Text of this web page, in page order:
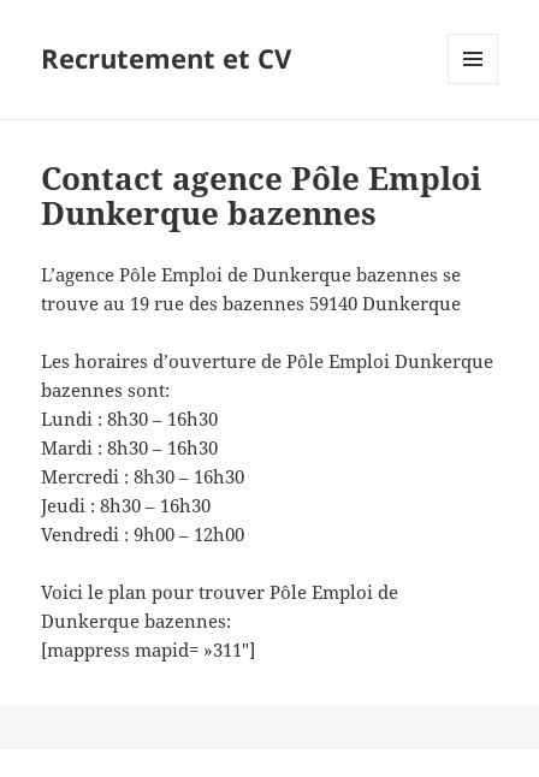
Recrutement et CV
Contact agence Pôle Emploi
Dunkerque bazennes
L’agence Pôle Emploi de Dunkerque bazennes se
trouve au 19 rue des bazennes 59140 Dunkerque
Les horaires d’ouverture de Pôle Emploi Dunkerque
bazennes sont:
Lundi : 8h30 – 16h30
Mardi : 8h30 – 16h30
Mercredi : 8h30 – 16h30
Jeudi : 8h30 – 16h30
Vendredi : 9h00 – 12h00
Voici le plan pour trouver Pôle Emploi de
Dunkerque bazennes:
[mappress mapid= »311″]